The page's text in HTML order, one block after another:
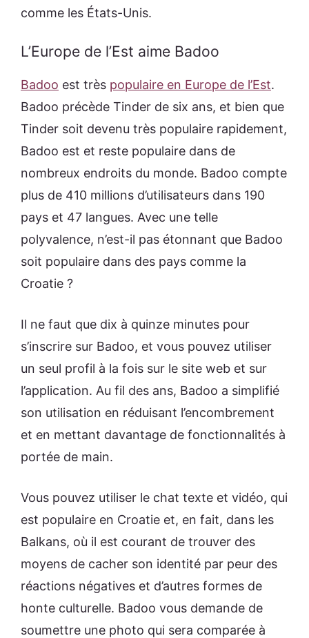
comme les États-Unis.
L’Europe de l’Est aime Badoo
Badoo est très populaire en Europe de l’Est.
Badoo précède Tinder de six ans, et bien que
Tinder soit devenu très populaire rapidement,
Badoo est et reste populaire dans de
nombreux endroits du monde. Badoo compte
plus de 410 millions d’utilisateurs dans 190
pays et 47 langues. Avec une telle
polyvalence, n’est-il pas étonnant que Badoo
soit populaire dans des pays comme la
Croatie ?
Il ne faut que dix à quinze minutes pour
s’inscrire sur Badoo, et vous pouvez utiliser
un seul profil à la fois sur le site web et sur
l’application. Au fil des ans, Badoo a simplifié
son utilisation en réduisant l’encombrement
et en mettant davantage de fonctionnalités à
portée de main.
Vous pouvez utiliser le chat texte et vidéo, qui
est populaire en Croatie et, en fait, dans les
Balkans, où il est courant de trouver des
moyens de cacher son identité par peur des
réactions négatives et d’autres formes de
honte culturelle. Badoo vous demande de
soumettre une photo qui sera comparée à